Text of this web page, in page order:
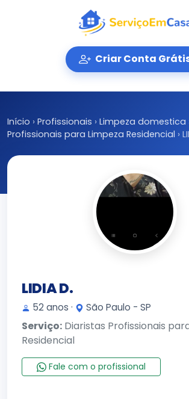
Criar Conta
Início › Profissionais › Limpeza domestica
Profissionais para Limpeza Residencial ›
LIDIA D.
52 anos · São Paulo - SP
Serviço: Diaristas Profissionais
Residencial
Fale com o profissional